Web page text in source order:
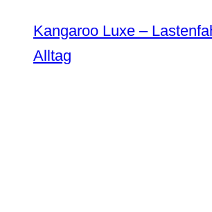
Kangaroo Luxe –
Alltag